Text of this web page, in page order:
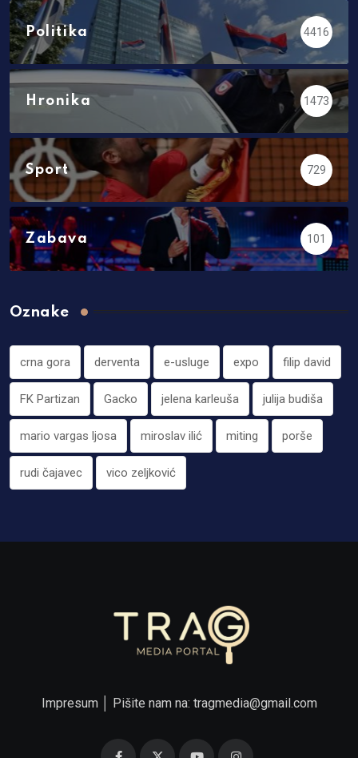
Politika 4416
Hronika 1473
Sport 729
Zabava 101
Oznake
crna gora derventa e-usluge expo filip david
FK Partizan Gacko jelena karleuša julija budiša
mario vargas ljosa miroslav ilić miting porše
rudi čajavec vico zeljković
Impresum│ Pišite nam na: tragmedia@gmail.com